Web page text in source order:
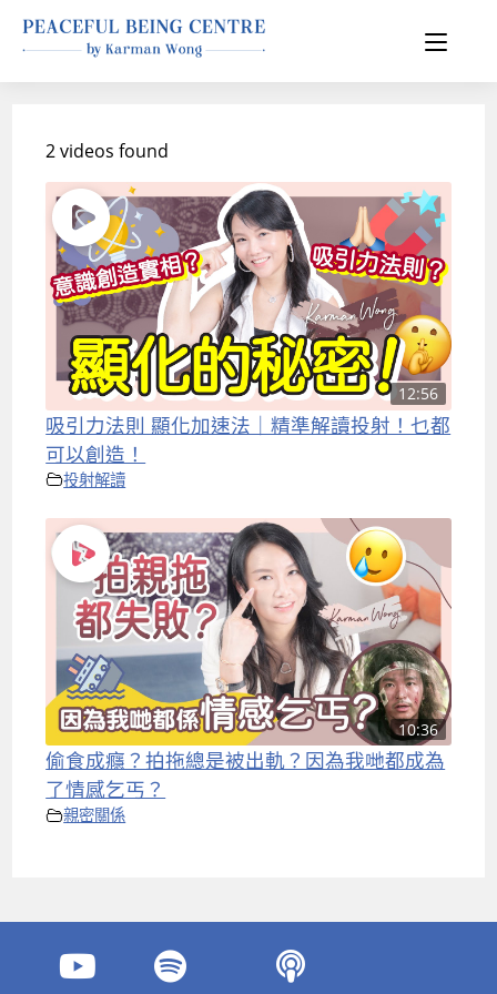
2 videos found
12:56
吸引力法則 顯化加速法｜精準解讀投射！乜都
可以創造！
投射解讀
10:36
偷食成癮？拍拖總是被出軌？因為我哋都成為
了情感乞丐？
親密關係